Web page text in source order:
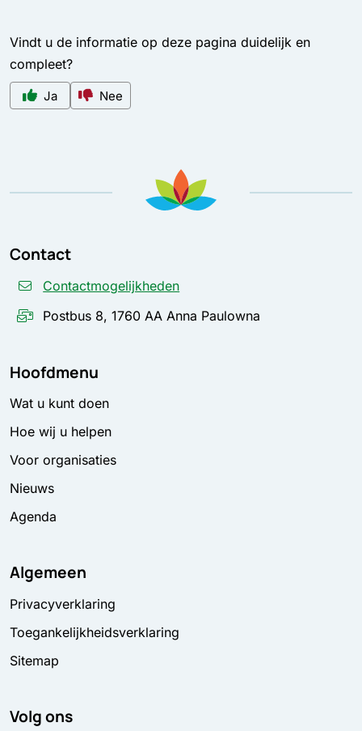
Vindt u de informatie op deze pagina duidelijk en
compleet?
Ja Nee
Contact
Contactmogelijkheden
Postbus 8, 1760 AA Anna Paulowna
Hoofdmenu
Wat u kunt doen
Hoe wij u helpen
Voor organisaties
Nieuws
Agenda
Algemeen
Privacyverklaring
Toegankelijkheidsverklaring
Sitemap
Volg ons